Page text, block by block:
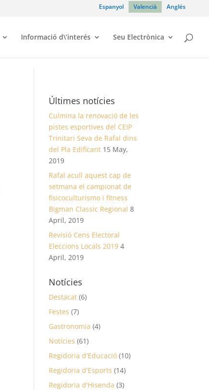
Espanyol Valencià Anglés
Informació d\’interés Seu Electrònica
Últimes notícies
Culmina la renovació de les
pistes esportives del CEIP
Trinitari Seva de Rafal dins
del Pla Edificant 15 May,
2019
Rafal acull aquest cap de
setmana el campionat de
fisicoculturismo i fitness
Bigman Classic Regional 8
April, 2019
Revisió Cens Electoral
Eleccions Locals 2019 4
April, 2019
Notícies
Destacat (6)
Festes (7)
Gastronomia (4)
Notícies (61)
Regidoria d'Educació (10)
Regidoria d'Esports (14)
Regidoria d'Hisenda (3)